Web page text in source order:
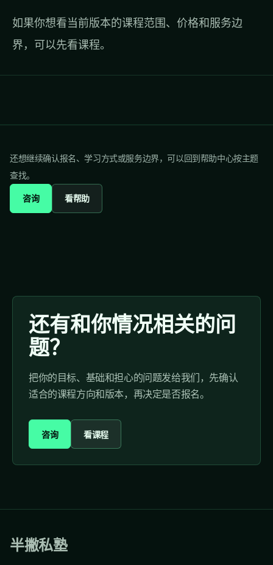
如果你想看当前版本的课程范围、价格和服务边
界，可以先看课程。
还想继续确认报名、学习方式或服务边界，可以回到帮助中心按主题
查找。
咨询
看帮助
还有和你情况相关的问
题？
把你的目标、基础和担心的问题发给我们，先确认
适合的课程方向和版本，再决定是否报名。
咨询 看课程
半撇私塾